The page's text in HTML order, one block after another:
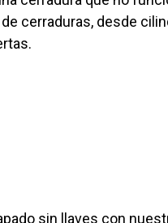
cerraduras, desde
sin llaves con